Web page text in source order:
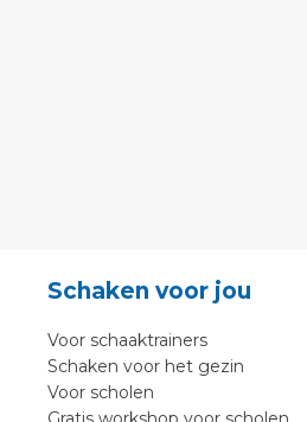
Schaken voor jou
Voor schaaktrainers
Schaken voor het gezin
Voor scholen